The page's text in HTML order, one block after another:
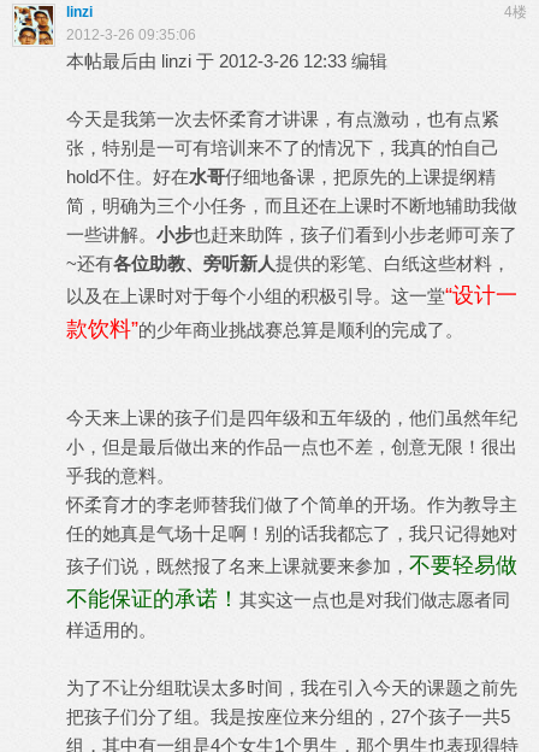
4楼
linzi
2012-3-26 09:35:06
本帖最后由 linzi 于 2012-3-26 12:33 编辑
今天是我第一次去怀柔育才讲课，有点激动，也有点紧
张，特别是一可有培训来不了的情况下，我真的怕自己
hold不住。好在水哥仔细地备课，把原先的上课提纲精
简，明确为三个小任务，而且还在上课时不断地辅助我做
一些讲解。 小步也赶来助阵，孩子们看到小步老师可亲了
~还有各位助教、旁听新人提供的彩笔、白纸这些材料，
以及在上课时对于每个小组的积极引导。这一堂“设计一
款饮料”的少年商业挑战赛总算是顺利的完成了。
今天来上课的孩子们是四年级和五年级的，他们虽然年纪
小，但是最后做出来的作品一点也不差，创意无限！很出
乎我的意料。
怀柔育才的李老师替我们做了个简单的开场。作为教导主
任的她真是气场十足啊！别的话我都忘了，我只记得她对
孩子们说，既然报了名来上课就要来参加， 不要轻易做
不能保证的承诺！ 其实这一点也是对我们做志愿者同
样适用的。
为了不让分组耽误太多时间，我在引入今天的课题之前先
把孩子们分了组。我是按座位来分组的，27个孩子一共5
组，其中有一组是4个女生1个男生，那个男生也表现得特